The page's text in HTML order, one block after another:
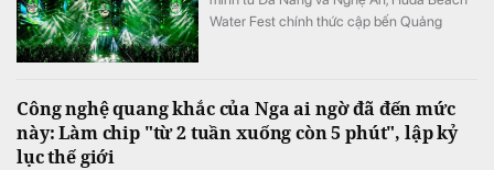
Water Fest chính thức cập bến Quảng
Công nghệ quang khắc của Nga ai ngờ đã đến mức
này: Làm chip "từ 2 tuần xuống còn 5 phút", lập kỷ
lục thế giới